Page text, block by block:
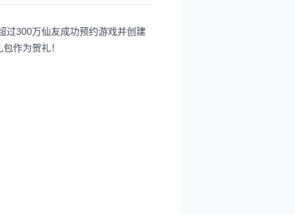
过300万仙友成功预约游戏并创建
作为贺礼！